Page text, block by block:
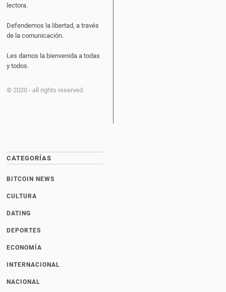
lectora.
Defendemos la libertad, a través
de la comunicación.
Les damos la bienvenida a todas
y todos.
© 2020 - all rights reserved.
CATEGORÍAS
BITCOIN NEWS
CULTURA
DATING
DEPORTES
ECONOMÍA
INTERNACIONAL
NACIONAL